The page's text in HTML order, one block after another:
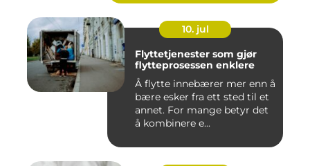
10. jul
Flyttetjenester som gjør
flytteprosessen enklere
Å flytte innebærer mer enn å
bære esker fra ett sted til et
annet. For mange betyr det
å kombinere e...